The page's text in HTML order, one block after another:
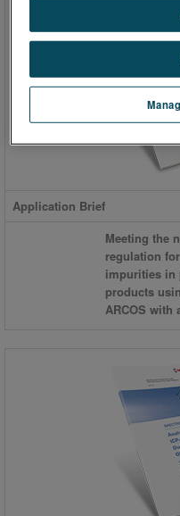
Application Brief
Meeting the
regulation
impurities in
products
ARCOS with